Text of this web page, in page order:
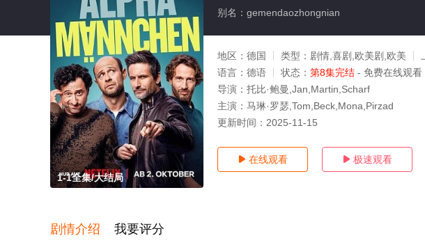
1-1全集/大结局
别名：gemendaozhongnian
地区： 德国 类型： 剧情,喜剧,欧美剧,欧美
语言： 德语 状态： 第8集完结 - 免费在线观看
导演： 托比·鲍曼,Jan,Martin,Scharf
主演： 马琳·罗瑟,Tom,Beck,Mona,Pirzad
更新时间： 2025-11-15
 在线观看  极速观看
剧情介绍 我要评分